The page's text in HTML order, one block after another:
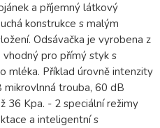
a příjemný látkový
konstrukce s malým
Odsávačka je vyrobena z
pro přímý styk s
mléka. Příklad úrovně intenzity
trouba, 60 dB
36 Kpa. - 2 speciální režimy
a inteligentní s